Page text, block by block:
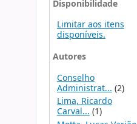
Disponibilidade
Limitar aos itens
disponíveis.
Autores
Conselho
Administrat... (2)
Lima, Ricardo
Carval...(1)